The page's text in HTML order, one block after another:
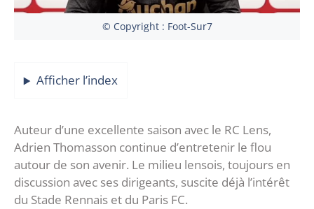
© Copyright : Foot-Sur7
Afficher l’index
Auteur d’une excellente saison avec le RC Lens,
Adrien Thomasson continue d’entretenir le flou
autour de son avenir. Le milieu lensois, toujours en
discussion avec ses dirigeants, suscite déjà l’intérêt
du Stade Rennais et du Paris FC.